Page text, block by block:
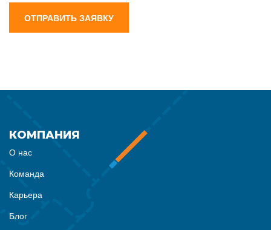
ОТПРАВИТЬ ЗАЯВКУ
КОМПАНИЯ
О нас
Команда
Карьера
Блог